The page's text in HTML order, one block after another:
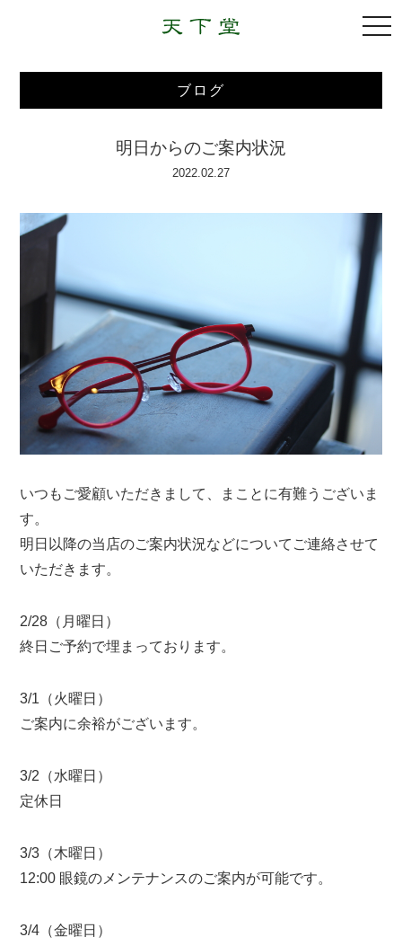
ブログ
明日からのご案内状況
2022.02.27
いつもご愛顧いただきまして、まことに有難うございま
す。
明日以降の当店のご案内状況などについてご連絡させて
いただきます。
2/28（月曜日）
終日ご予約で埋まっております。
3/1（火曜日）
ご案内に余裕がございます。
3/2（水曜日）
定休日
3/3（木曜日）
12:00 眼鏡のメンテナンスのご案内が可能です。
3/4（金曜日）